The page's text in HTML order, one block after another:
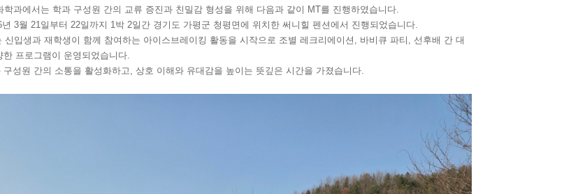
학과에서는 학과 구성원 간의 교류 증진과 친밀감 형성을 위해 다음과 같이 MT를 진행하였습니다.
년 3월 21일부터 22일까지 1박 2일간 경기도 가평군 청평면에 위치한 써니힐 펜션에서 진행되었습니다.
신입생과 재학생이 함께 참여하는 아이스브레이킹 활동을 시작으로 조별 레크리에이션, 바비큐 파티, 선후배 간 대
한 프로그램이 운영되었습니다.
구성원 간의 소통을 활성화하고, 상호 이해와 유대감을 높이는 뜻깊은 시간을 가졌습니다.